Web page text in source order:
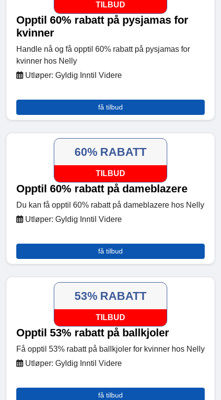
TILBUD
Opptil 60% rabatt på pysjamas for
kvinner
Handle nå og få opptil 60% rabatt på pysjamas for
kvinner hos Nelly
Utløper: Gyldig Inntil Videre
få tilbud
60% RABATT
TILBUD
Opptil 60% rabatt på dameblazere
Du kan få opptil 60% rabatt på dameblazere hos Nelly
Utløper: Gyldig Inntil Videre
få tilbud
53% RABATT
TILBUD
Opptil 53% rabatt på ballkjoler
Få opptil 53% rabatt på ballkjoler for kvinner hos Nelly
Utløper: Gyldig Inntil Videre
få tilbud